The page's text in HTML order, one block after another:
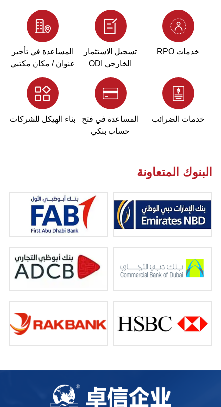
المساعدة في تأجير
عنوان / مكان مكتبي
تسجيل الاستثمار
الخارجي ODI
خدمات RPO
بناء الهيكل للشركات
المساعدة في فتح
حساب بنكي
خدمات الضرائب
البنوك المتعاونة